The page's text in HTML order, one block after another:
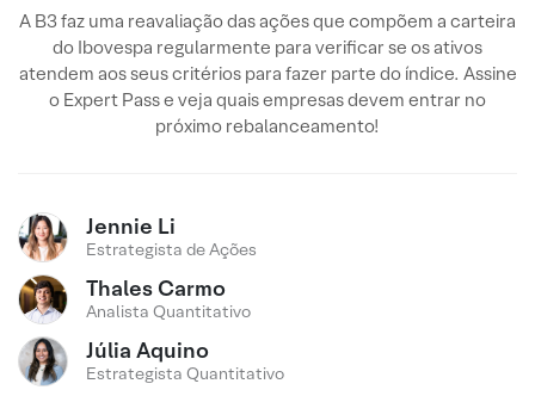
A B3 faz uma reavaliação das ações que compõem a carteira
do Ibovespa regularmente para verificar se os ativos
atendem aos seus critérios para fazer parte do índice. Assine
o Expert Pass e veja quais empresas devem entrar no
próximo rebalanceamento!
Jennie Li
Estrategista de Ações
Thales Carmo
Analista Quantitativo
Júlia Aquino
Estrategista Quantitativo